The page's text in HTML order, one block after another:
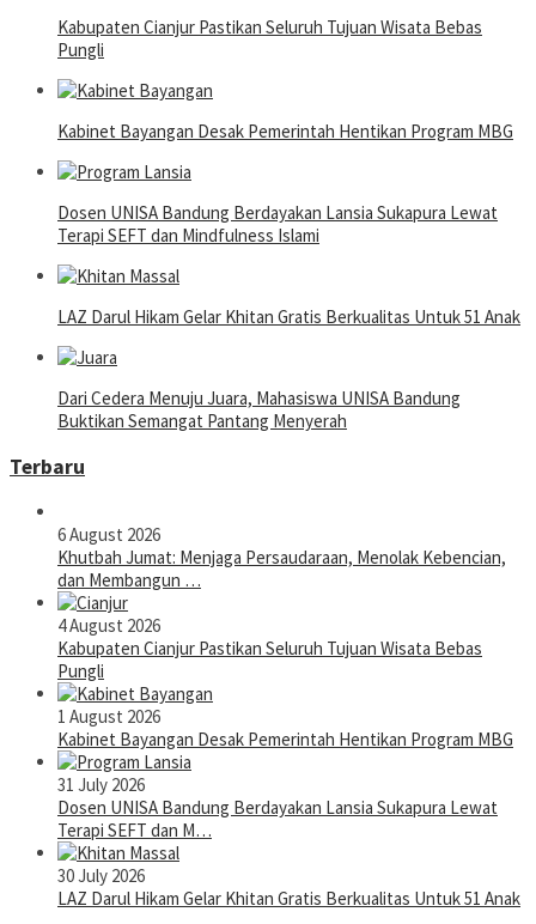
Kabupaten Cianjur Pastikan Seluruh Tujuan Wisata Bebas
Pungli
Kabinet Bayangan Desak Pemerintah Hentikan Program MBG
Dosen UNISA Bandung Berdayakan Lansia Sukapura Lewat
Terapi SEFT dan Mindfulness Islami
LAZ Darul Hikam Gelar Khitan Gratis Berkualitas Untuk 51 Anak
Dari Cedera Menuju Juara, Mahasiswa UNISA Bandung
Buktikan Semangat Pantang Menyerah
Terbaru
6 August 2026
Khutbah Jumat: Menjaga Persaudaraan, Menolak Kebencian,
dan Membangun …
4 August 2026
Kabupaten Cianjur Pastikan Seluruh Tujuan Wisata Bebas
Pungli
1 August 2026
Kabinet Bayangan Desak Pemerintah Hentikan Program MBG
31 July 2026
Dosen UNISA Bandung Berdayakan Lansia Sukapura Lewat
Terapi SEFT dan M…
30 July 2026
LAZ Darul Hikam Gelar Khitan Gratis Berkualitas Untuk 51 Anak